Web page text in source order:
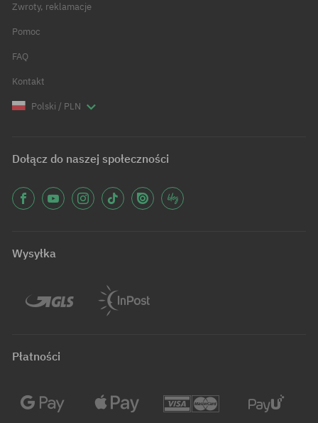
Zwroty, reklamacje
Pomoc
FAQ
Kontakt
Polski / PLN
Dołącz do naszej społeczności
Wysyłka
Płatności